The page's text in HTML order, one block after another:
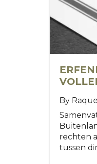
By
rechten
tussen